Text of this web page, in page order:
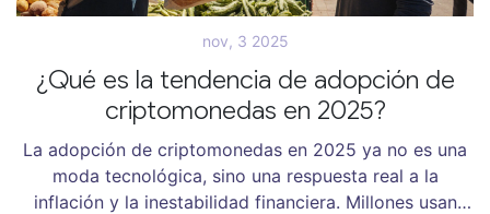
nov, 3 2025
¿Qué es la tendencia de adopción de
criptomonedas en 2025?
La adopción de criptomonedas en 2025 ya no es una
moda tecnológica, sino una respuesta real a la
inflación y la inestabilidad financiera. Millones usan